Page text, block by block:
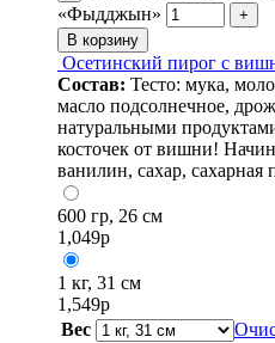
«Фыдджын»
+
В корзину
Осетинский пирог с
Состав: Тесто: мука,
масло подсолнечное,
натуральными
косточек от вишни!
ванилин, сахар, сахарная
600 гр, 26 см
1,049р
1 кг, 31 см
1,549р
Вес